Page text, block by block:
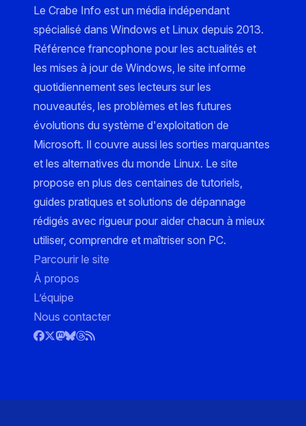
Le Crabe Info est un média indépendant
spécialisé dans Windows et Linux depuis 2013.
Référence francophone pour les actualités et
les mises à jour de Windows, le site informe
quotidiennement ses lecteurs sur les
nouveautés, les problèmes et les futures
évolutions du système d'exploitation de
Microsoft. Il couvre aussi les sorties marquantes
et les alternatives du monde Linux. Le site
propose en plus des centaines de tutoriels,
guides pratiques et solutions de dépannage
rédigés avec rigueur pour aider chacun à mieux
utiliser, comprendre et maîtriser son PC.
Parcourir le site
À propos
L’équipe
Nous contacter